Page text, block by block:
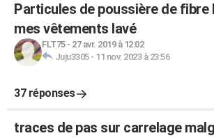
Particules de poussière de fibre
mes vêtements lavé
FLT75- 27 avr. 2019 à 12:02
Juju3305- 11 nov. 2023 à 23:56
37 réponses
traces de pas sur carrelage